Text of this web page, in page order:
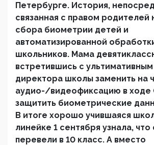
Петербурге. История,
связанная с правом родителей
сбора биометрии детей и
автоматизированной
школьников. Мама
встретившись с
директора школы заменить на
аудио-/видеофиксацию в
защитить биометрические
В итоге хорошо учившаяся
линейке 1 сентября узнала, что
перевели в 10 класс. А вместо